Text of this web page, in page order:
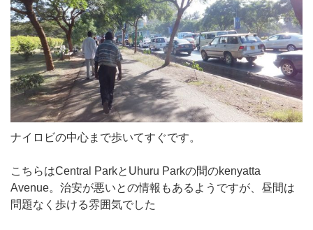
ナイロビの中心まで歩いてすぐです。
こちらはCentral ParkとUhuru Parkの間のkenyatta
Avenue。治安が悪いとの情報もあるようですが、昼間は
問題なく歩ける雰囲気でした